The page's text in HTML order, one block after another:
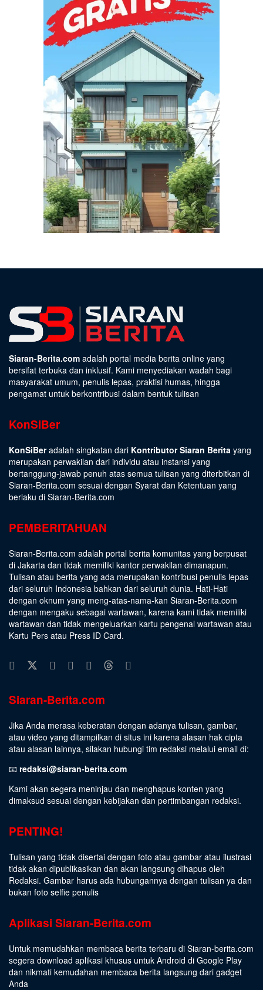
Siaran-Berita.com adalah portal media berita online yang
bersifat terbuka dan inklusif. Kami menyediakan wadah bagi
masyarakat umum, penulis lepas, praktisi humas, hingga
pengamat untuk berkontribusi dalam bentuk tulisan
KonSiBer
KonSiBeradalah singkatan dari Kontributor Siaran Berita yang
merupakan perwakilan dari individu atau instansi yang
bertanggung-jawab penuh atas semua tulisan yang diterbitkan di
Siaran-Berita.com sesuai dengan Syarat dan Ketentuan yang
berlaku di Siaran-Berita.com
PEMBERITAHUAN
Siaran-Berita.com adalah portal berita komunitas yang berpusat
di Jakarta dan tidak memiliki kantor perwakilan dimanapun.
Tulisan atau berita yang ada merupakan kontribusi penulis lepas
dari seluruh Indonesia bahkan dari seluruh dunia. Hati-Hati
dengan oknum yang meng-atas-nama-kan Siaran-Berita.com
dengan mengaku sebagai wartawan, karena kami tidak memiliki
wartawan dan tidak mengeluarkan kartu pengenal wartawan atau
Kartu Pers atau Press ID Card.
Siaran-Berita.com
Jika Anda merasa keberatan dengan adanya tulisan, gambar,
atau video yang ditampilkan di situs ini karena alasan hak cipta
atau alasan lainnya, silakan hubungi tim redaksi melalui email di:
📧 redaksi@siaran-berita.com
Kami akan segera meninjau dan menghapus konten yang
dimaksud sesuai dengan kebijakan dan pertimbangan redaksi.
PENTING!
Tulisan yang tidak disertai dengan foto atau gambar atau ilustrasi
tidak akan dipublikasikan dan akan langsung dihapus oleh
Redaksi. Gambar harus ada hubungannya dengan tulisan ya dan
bukan foto selfie penulis
Aplikasi Siaran-Berita.com
Untuk memudahkan membaca berita terbaru di Siaran-berita.com
segera download aplikasi khusus untuk Android di Google Play
dan nikmati kemudahan membaca berita langsung dari gadget
Anda